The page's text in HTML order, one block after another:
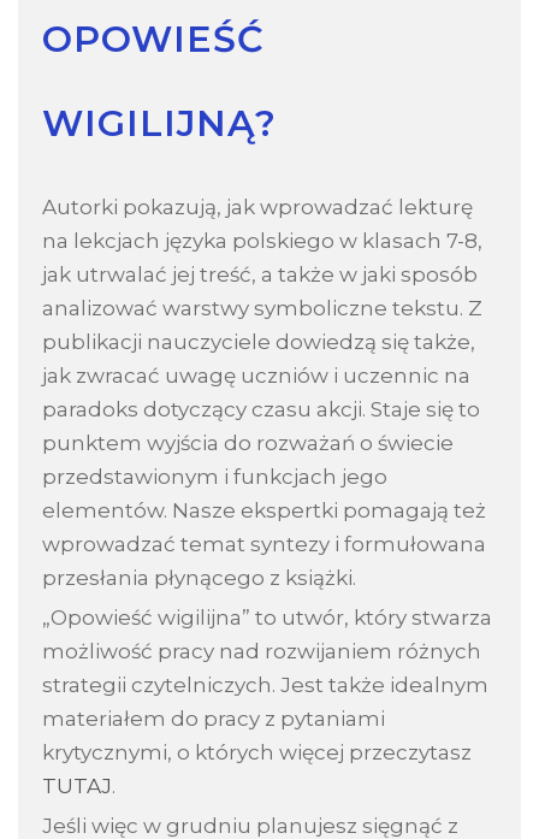
OPOWIEŚĆ
WIGILIJNĄ?
Autorki pokazują, jak wprowadzać lekturę
na lekcjach języka polskiego w klasach 7-8,
jak utrwalać jej treść, a także w jaki sposób
analizować warstwy symboliczne tekstu. Z
publikacji nauczyciele dowiedzą się także,
jak zwracać uwagę uczniów i uczennic na
paradoks dotyczący czasu akcji. Staje się to
punktem wyjścia do rozważań o świecie
przedstawionym i funkcjach jego
elementów. Nasze ekspertki pomagają też
wprowadzać temat syntezy i formułowana
przesłania płynącego z książki.
„Opowieść wigilijna” to utwór, który stwarza
możliwość pracy nad rozwijaniem różnych
strategii czytelniczych. Jest także idealnym
materiałem do pracy z pytaniami
krytycznymi, o których więcej przeczytasz
TUTAJ.
Jeśli więc w grudniu planujesz sięgnąć z